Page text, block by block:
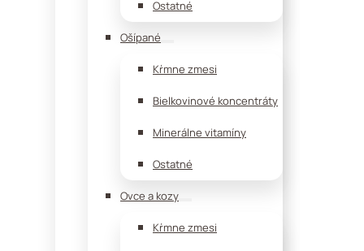
Ostatné
Ošípané
Kŕmne zmesi
Bielkovinové koncentráty
Minerálne vitamíny
Ostatné
Ovce a kozy
Kŕmne zmesi